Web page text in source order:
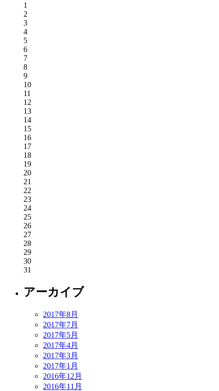
1
2
3
4
5
6
7
8
9
10
11
12
13
14
15
16
17
18
19
20
21
22
23
24
25
26
27
28
29
30
31
アーカイブ
2017年8月
2017年7月
2017年5月
2017年4月
2017年3月
2017年1月
2016年12月
2016年11月